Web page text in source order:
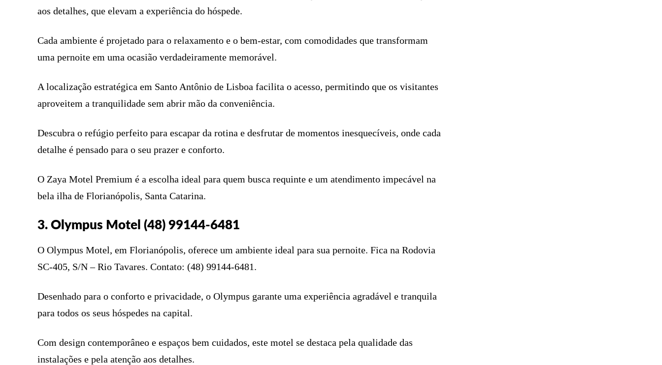
aos detalhes, que elevam a experiência do hóspede.
Cada ambiente é projetado para o relaxamento e o bem-estar, com comodidades que transformam
uma pernoite em uma ocasião verdadeiramente memorável.
A localização estratégica em Santo Antônio de Lisboa facilita o acesso, permitindo que os visitantes
aproveitem a tranquilidade sem abrir mão da conveniência.
Descubra o refúgio perfeito para escapar da rotina e desfrutar de momentos inesquecíveis, onde cada
detalhe é pensado para o seu prazer e conforto.
O Zaya Motel Premium é a escolha ideal para quem busca requinte e um atendimento impecável na
bela ilha de Florianópolis, Santa Catarina.
3. Olympus Motel (48) 99144-6481
O Olympus Motel, em Florianópolis, oferece um ambiente ideal para sua pernoite. Fica na Rodovia
SC-405, S/N – Rio Tavares. Contato: (48) 99144-6481.
Desenhado para o conforto e privacidade, o Olympus garante uma experiência agradável e tranquila
para todos os seus hóspedes na capital.
Com design contemporâneo e espaços bem cuidados, este motel se destaca pela qualidade das
instalações e pela atenção aos detalhes.